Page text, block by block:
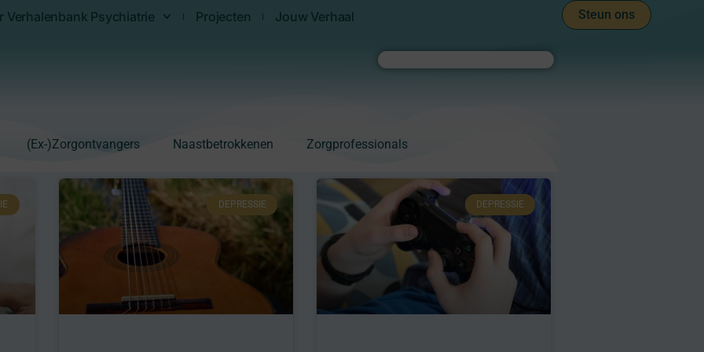
Verhalenbank Psychiatrie Projecten Jouw Verhaal
Zoeken
Steun ons
(Ex-)Zorgontvangers Naastbetrokkenen Zorgprofessionals
DEPRESSIE DEPRESSIE
Pagina